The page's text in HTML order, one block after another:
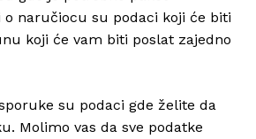
o naručiocu su podaci koji će biti
koji će vam biti poslat zajedno
su podaci gde želite da
Molimo vas da sve podatke